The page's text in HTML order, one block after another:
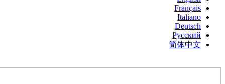
Français
Italiano
Deutsch
Русский
简体中文